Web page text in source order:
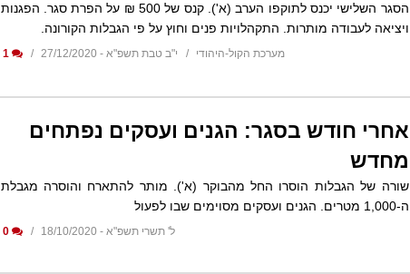
הסגר השלישי יכנס לתוקפו הערב (א'). קנס של 500 ₪ על הפרת סגר. הפגנות
ויציאה לעבודה מותרות. התקהלויות פנים וחוץ על פי הגבלות הקורונה.
מערכת הקול-היהודי י"ב טבת תשפ"א - 27/12/2020 1
אחרי חודש בסגר: הגנים ועסקים נפתחים
מחדש
שורה של הגבלות הוסרו החל מהבוקר (א'). מותר להתארח והוסרה מגבלת
ה-1,000 מטרים. הגנים ועסקים מסוימים שבו לפעול
ל' תשרי תשפ"א - 18/10/2020 0